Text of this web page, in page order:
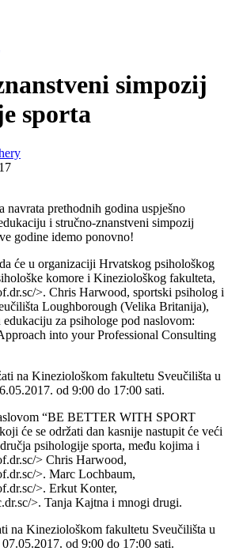
simpozij
sporta
navrata prethodnih godina uspješno
i stručno-znanstveni simpozij
godine idemo ponovno!
će u organizaciji Hrvatskog psihološkog
komore i Kineziološkog fakulteta,
>. Chris Harwood, sportski psiholog i
Loughborough (Velika Britanija),
za psihologe pod naslovom:
into your Professional Consulting
na Kineziološkom fakultetu Sveučilišta u
od 9:00 do 17:00 sati.
“BE BETTER WITH SPORT
će se održati dan kasnije nastupit će veći
psihologije sporta, među kojima i
> Chris Harwood,
>. Marc Lochbaum,
>. Erkut Konter,
>. Tanja Kajtna i mnogi drugi.
na Kineziološkom fakultetu Sveučilišta u
od 9:00 do 17:00 sati.